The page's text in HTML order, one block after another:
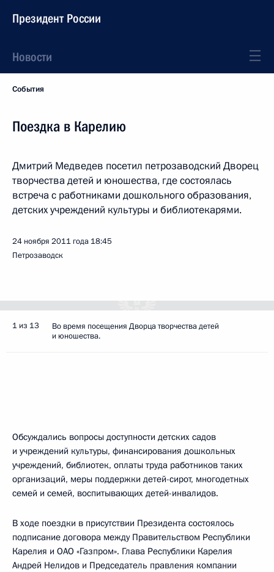
Президент России
Новости
События
Поездка в Карелию
Дмитрий Медведев посетил петрозаводский Дворец
творчества детей и юношества, где состоялась
встреча с работниками дошкольного образования,
детских учреждений культуры и библиотекарями.
24 ноября 2011 года 18:45
Петрозаводск
1 из 13
Во время посещения Дворца творчества детей
и юношества.
Обсуждались вопросы доступности детских садов
и учреждений культуры, финансирования дошкольных
учреждений, библиотек, оплаты труда работников таких
организаций, меры поддержки детей-сирот, многодетных
семей и семей, воспитывающих детей-инвалидов.
В ходе поездки в присутствии Президента состоялось
подписание договора между Правительством Республики
Карелия и ОАО «Газпром». Глава Республики Карелия
Андрей Нелидов и Председатель правления компании